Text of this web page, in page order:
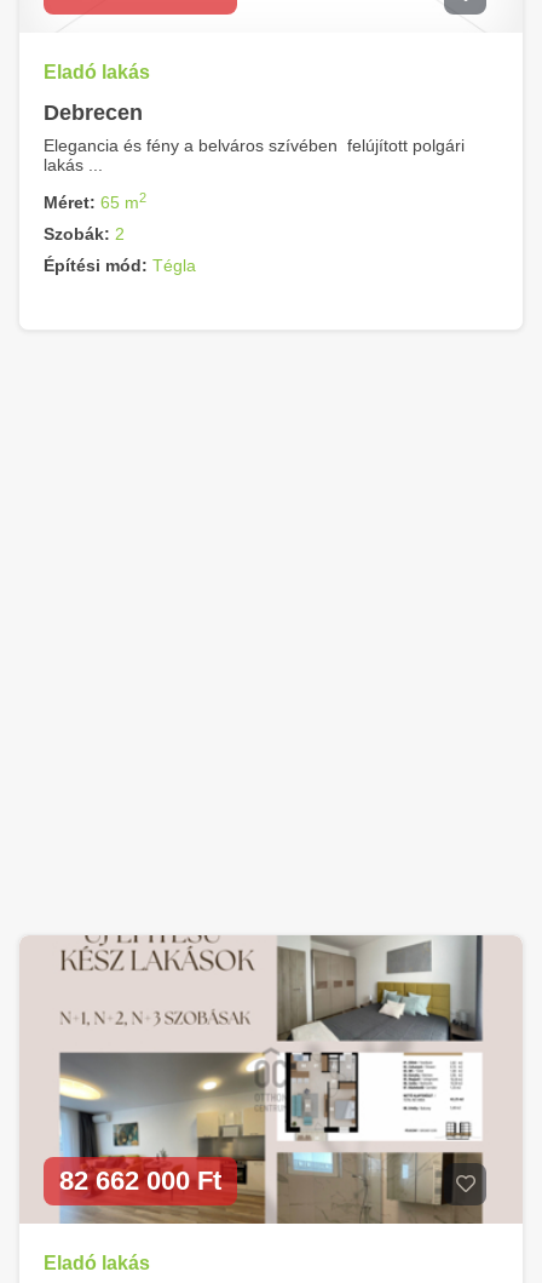
Eladó lakás
Debrecen
Elegancia és fény a belváros szívében  felújított polgári
lakás ...
Méret: 65 m2
Szobák: 2
Építési mód: Tégla
82 662 000 Ft
Eladó lakás